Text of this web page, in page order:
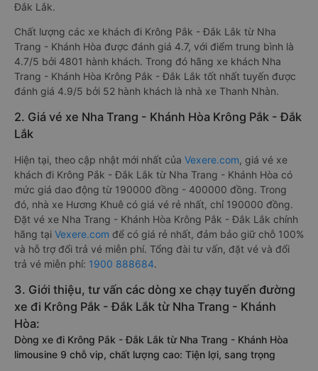
Đắk Lắk.
Chất lượng các xe khách đi Krông Pắk - Đắk Lắk từ Nha
Trang - Khánh Hòa được đánh giá 4.7, với điểm trung bình là
4.7/5 bởi 4801 hành khách. Trong đó hãng xe khách Nha
Trang - Khánh Hòa Krông Pắk - Đắk Lắk tốt nhất tuyến được
đánh giá 4.9/5 bởi 52 hành khách là nhà xe Thanh Nhàn.
2. Giá vé xe Nha Trang - Khánh Hòa Krông Pắk - Đắk
Lắk
Hiện tại, theo cập nhật mới nhất của Vexere.com, giá vé xe
khách đi Krông Pắk - Đắk Lắk từ Nha Trang - Khánh Hòa có
mức giá dao động từ 190000 đồng - 400000 đồng. Trong
đó, nhà xe Hương Khuê có giá vé rẻ nhất, chỉ 190000 đồng.
Đặt vé xe Nha Trang - Khánh Hòa Krông Pắk - Đắk Lắk chính
hãng tại Vexere.com để có giá rẻ nhất, đảm bảo giữ chỗ 100%
và hỗ trợ đổi trả vé miễn phí. Tổng đài tư vấn, đặt vé và đổi
trả vé miễn phí: 1900 888684.
3. Giới thiệu, tư vấn các dòng xe chạy tuyến đường
xe đi Krông Pắk - Đắk Lắk từ Nha Trang - Khánh
Hòa:
Dòng xe đi Krông Pắk - Đắk Lắk từ Nha Trang - Khánh Hòa
limousine 9 chỗ vip, chất lượng cao: Tiện lợi, sang trọng